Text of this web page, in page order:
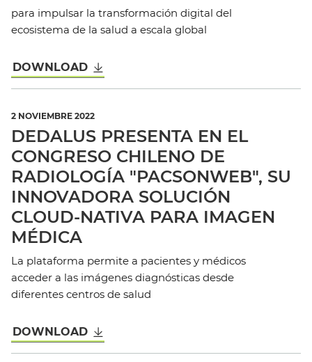
para impulsar la transformación digital del
ecosistema de la salud a escala global
DOWNLOAD
2 NOVIEMBRE 2022
DEDALUS PRESENTA EN EL
CONGRESO CHILENO DE
RADIOLOGÍA "PACSONWEB", SU
INNOVADORA SOLUCIÓN
CLOUD-NATIVA PARA IMAGEN
MÉDICA
La plataforma permite a pacientes y médicos
acceder a las imágenes diagnósticas desde
diferentes centros de salud
DOWNLOAD